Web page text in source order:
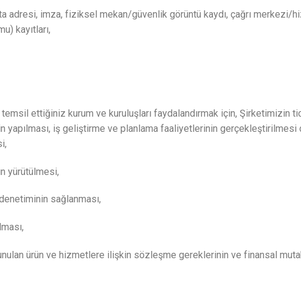
adresi, imza, fiziksel mekan/güvenlik görüntü kaydı, çağrı merkezi/
kayıtları,
ettiğiniz kurum ve kuruluşları faydalandırmak için, Şirketimizin
iş geliştirme ve planlama faaliyetlerinin gerçekleştirilmesi
yürütülmesi,
sağlanması,
ürün ve hizmetlere ilişkin sözleşme gereklerinin ve finansal